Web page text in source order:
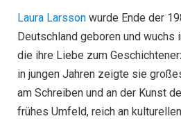
Laura Larsson wurde Ende der
Deutschland geboren und wuchs
die ihre Liebe zum
in jungen Jahren zeigte sie
am Schreiben und an der Kunst
frühes Umfeld, reich an